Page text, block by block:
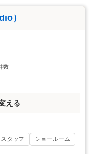
）
数
える
タッフ
ショールーム